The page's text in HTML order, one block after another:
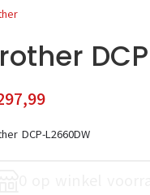
DCP-L2660DW